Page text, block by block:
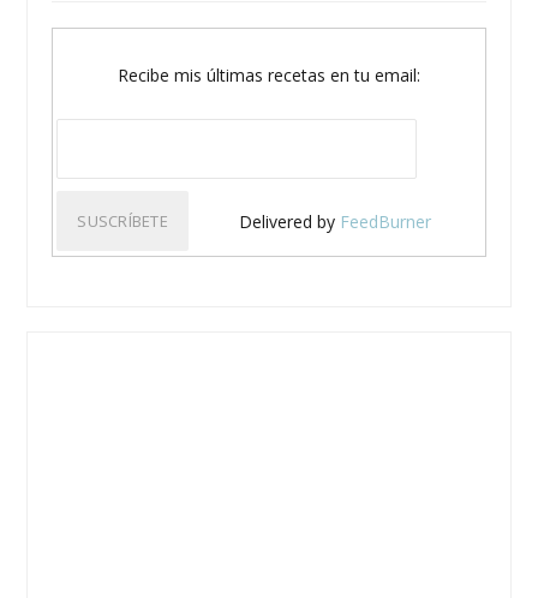
Recibe mis últimas recetas en tu email:
Delivered by FeedBurner